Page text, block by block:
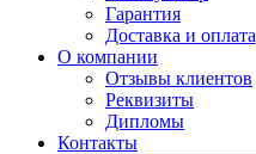
Гарантия
Доставка и оплата
О компании
Отзывы клиентов
Реквизиты
Дипломы
Контакты